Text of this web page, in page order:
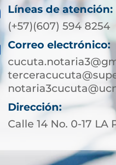
Líneas de atención:
(+57)(607) 594 8254
Correo electrónico:
Dirección:
Calle 14 No. 0-17 LA